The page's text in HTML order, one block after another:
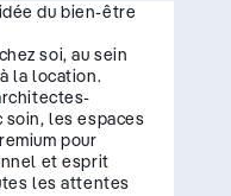
du bien-être
soi, au sein
la location.
les espaces
pour
et esprit
les attentes